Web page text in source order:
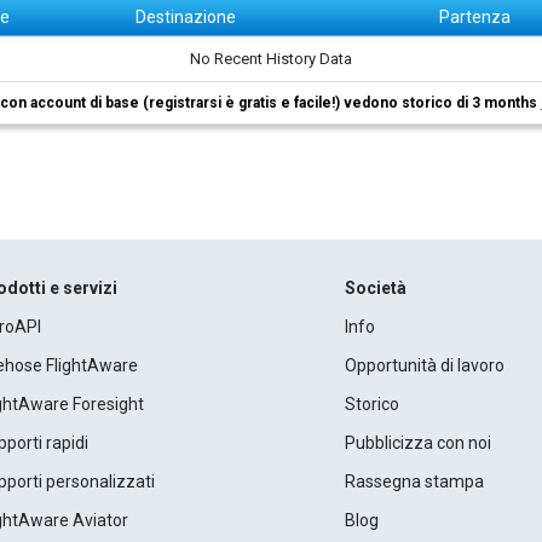
Destinazione Partenza
No Recent History Data
account di base (registrarsi è gratis e facile!) vedono storico di 3 months
e servizi
FlightAware
Foresight
rapidi
personalizzati
Aviator
Società
Info
Opportunità di lavoro
Storico
Pubblicizza con noi
Rassegna stampa
Blog